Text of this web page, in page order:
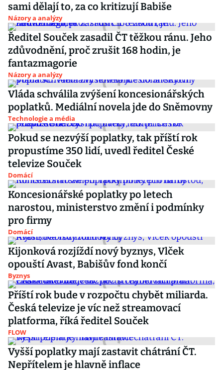
sami dělají to, za co kritizují Babiše
Názory a analýzy
Ředitel Souček zasadil ČT těžkou ránu. Jeho
zdůvodnění, proč zrušit 168 hodin, je
fantazmagorie
Názory a analýzy
Vláda schválila zvýšení koncesionářských
poplatků. Mediální novela jde do Sněmovny
Technologie a média
Pokud se nezvýší poplatky, tak příští rok
propustíme 350 lidí, uvedl ředitel České
televize Souček
Domácí
Koncesionářské poplatky po letech
narostou, ministerstvo změní i podmínky
pro firmy
Domácí
Kijonková rozjíždí nový byznys, Vlček
opouští Avast, Babišův fond končí
Byznys
Příští rok bude v rozpočtu chybět miliarda.
Česká televize je víc než streamovací
platforma, říká ředitel Souček
FLOW
Vyšší poplatky mají zastavit chátrání ČT.
Nepřítelem je hlavně inflace